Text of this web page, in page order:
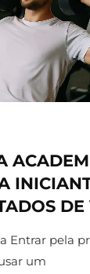
Entrar pela
um